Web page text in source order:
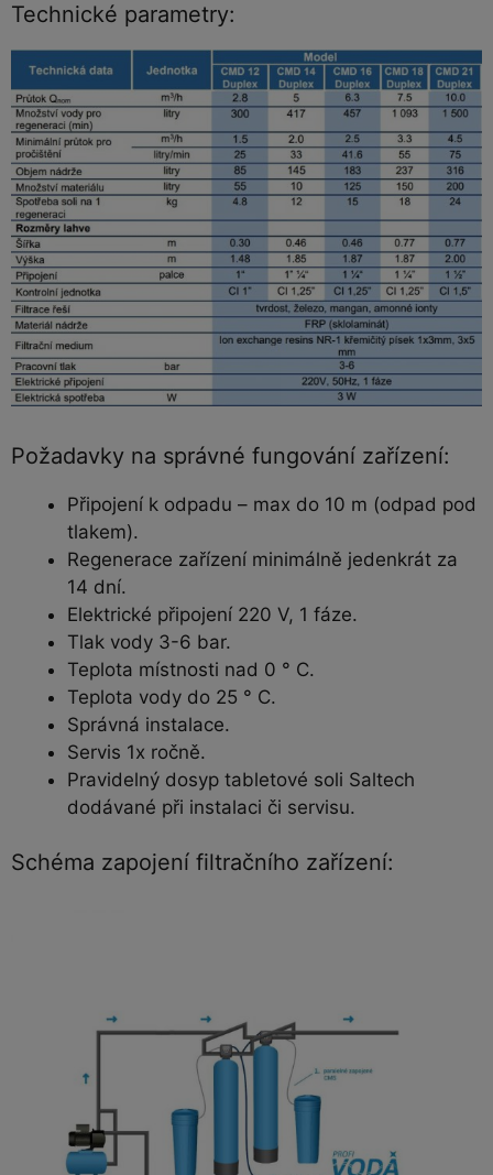
Technické parametry:
Požadavky na správné fungování zařízení:
Připojení k odpadu – max do 10 m (odpad pod
tlakem).
Regenerace zařízení minimálně jedenkrát za
14 dní.
Elektrické připojení 220 V, 1 fáze.
Tlak vody 3-6 bar.
Teplota místnosti nad 0 ° C.
Teplota vody do 25 ° C.
Správná instalace.
Servis 1x ročně.
Pravidelný dosyp tabletové soli Saltech
dodávané při instalaci či servisu.
Schéma zapojení filtračního zařízení: